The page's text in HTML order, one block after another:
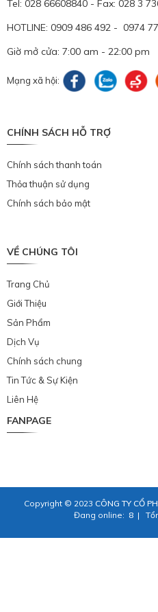
Tel: 028 66608840 - Fax: 028 3
HOTLINE: 0909 486 492 - 0974
Giờ mở cửa: 7:00 am - 22:00 pm
Mạng xã hội:
CHÍNH SÁCH HỖ TRỢ
Chính sách thanh toán
Thỏa thuận sử dụng
Chính sách bảo mật
VỀ CHÚNG TÔI
Trang Chủ
Giới Thiệu
Sản Phẩm
Dịch Vụ
Chính sách chung
Tin Tức & Sự Kiện
Liên Hệ
FANPAGE
Copyright © 2023 CÔNG TY CỔ
Đang online: 8|